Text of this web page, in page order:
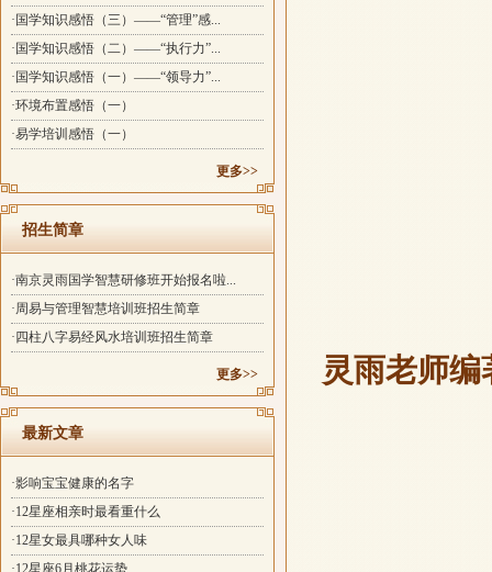
·国学知识感悟（三）——“管理”感...
·国学知识感悟（二）——“执行力”...
·国学知识感悟（一）——“领导力”...
·环境布置感悟（一）
·易学培训感悟（一）
更多>>
招生简章
·南京灵雨国学智慧研修班开始报名啦...
·周易与管理智慧培训班招生简章
·四柱八字易经风水培训班招生简章
更多>>
最新文章
·影响宝宝健康的名字
·12星座相亲时最看重什么
·12星女最具哪种女人味
·12星座6月桃花运势
灵雨老师